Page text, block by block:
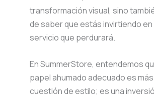
transformación visual, sino
de saber que estás invirtiendo
servicio que perdurará.
En SummerStore, entendemos
papel ahumado adecuado es
cuestión de estilo; es una